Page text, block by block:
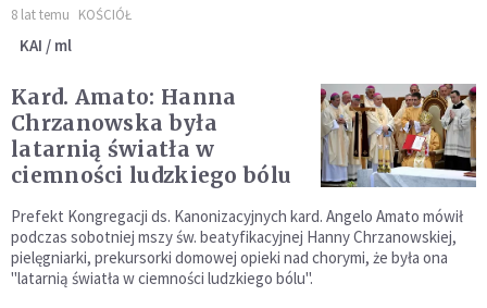
8 lat temu KOŚCIÓŁ
KAI / ml
Kard. Amato: Hanna
Chrzanowska była
latarnią światła w
ciemności ludzkiego bólu
Prefekt Kongregacji ds. Kanonizacyjnych kard. Angelo Amato mówił
podczas sobotniej mszy św. beatyfikacyjnej Hanny Chrzanowskiej,
pielęgniarki, prekursorki domowej opieki nad chorymi, że była ona
"latarnią światła w ciemności ludzkiego bólu".